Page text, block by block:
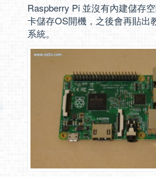
Raspberry Pi 並沒有內建儲存
卡儲存OS開機，之後會再貼出
系統。